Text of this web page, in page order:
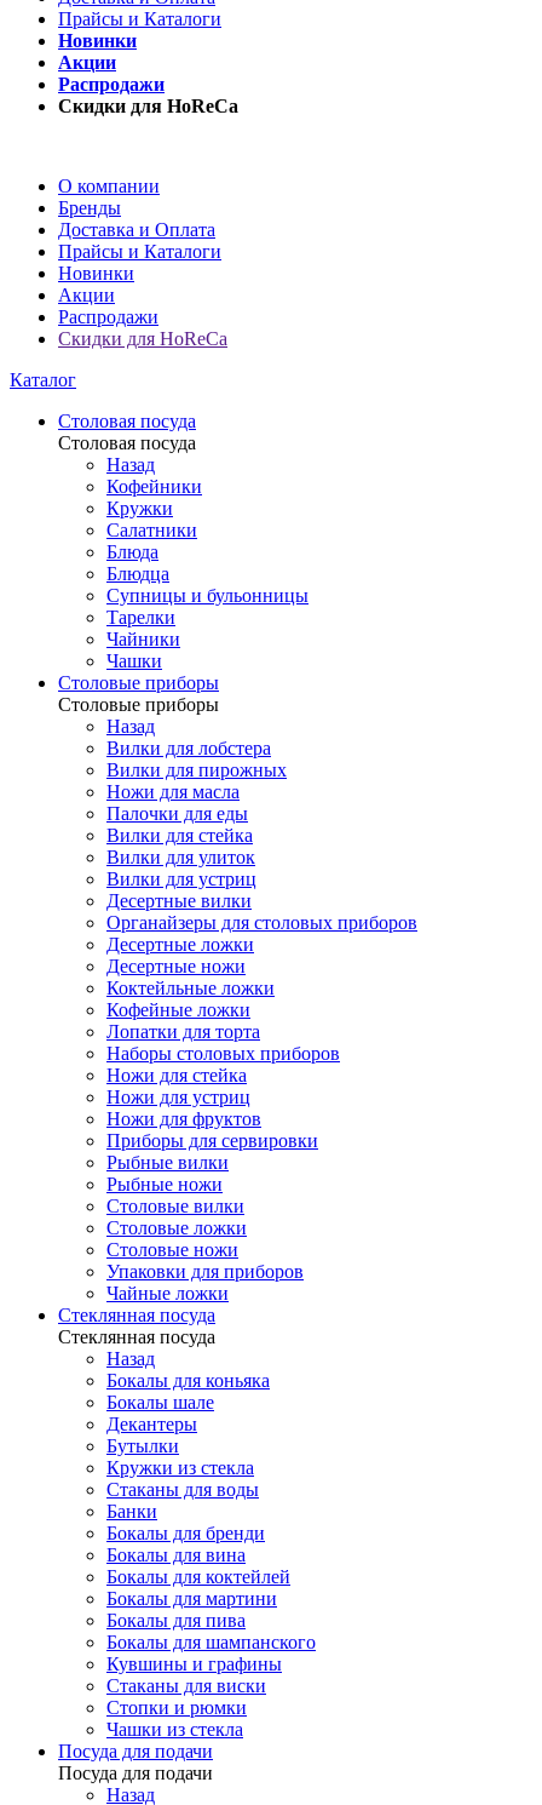
Прайсы и Каталоги
Новинки
Акции
Распродажи
Скидки для HoReCa
О компании
Бренды
Доставка и Оплата
Прайсы и Каталоги
Новинки
Акции
Распродажи
Скидки для HoReCa
Каталог
Столовая посуда
Столовая посуда
Назад
Кофейники
Кружки
Салатники
Блюда
Блюдца
Супницы и бульонницы
Тарелки
Чайники
Чашки
Cтоловые приборы
Cтоловые приборы
Назад
Вилки для лобстера
Вилки для пирожных
Ножи для масла
Палочки для еды
Вилки для стейка
Вилки для улиток
Вилки для устриц
Десертные вилки
Органайзеры для столовых приборов
Десертные ложки
Десертные ножи
Коктейльные ложки
Кофейные ложки
Лопатки для торта
Наборы столовых приборов
Ножи для стейка
Ножи для устриц
Ножи для фруктов
Приборы для сервировки
Рыбные вилки
Рыбные ножи
Столовые вилки
Столовые ложки
Столовые ножи
Упаковки для приборов
Чайные ложки
Стеклянная посуда
Стеклянная посуда
Назад
Бокалы для коньяка
Бокалы шале
Декантеры
Бутылки
Кружки из стекла
Стаканы для воды
Банки
Бокалы для бренди
Бокалы для вина
Бокалы для коктейлей
Бокалы для мартини
Бокалы для пива
Бокалы для шампанского
Кувшины и графины
Стаканы для виски
Стопки и рюмки
Чашки из стекла
Посуда для подачи
Посуда для подачи
Назад